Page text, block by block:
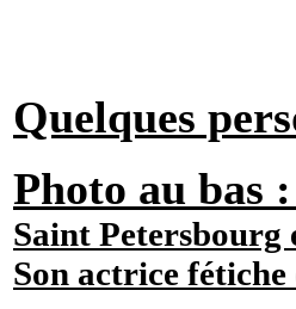
Quelques
Photo au bas :
Saint Petersbourg
Son actrice